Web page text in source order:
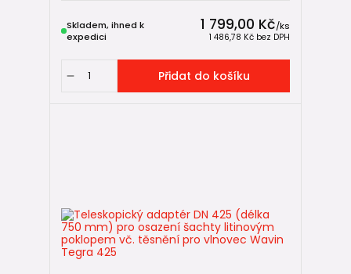
1 799,00 Kč/ks
1 486,78 Kč bez DPH
Skladem, ihned k
expedici
Přidat do košíku